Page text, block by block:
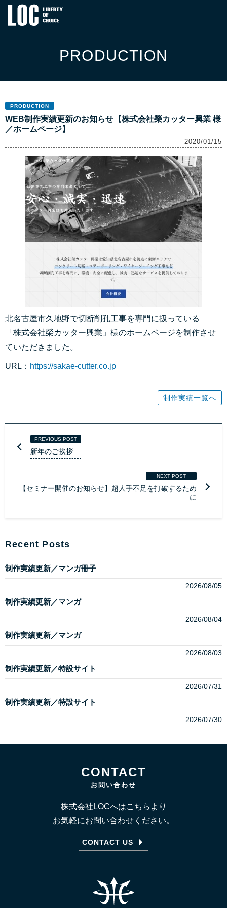
PRODUCTION
PRODUCTION
WEB制作実績更新のお知らせ【株式会社榮カッター興業 様
／ホームページ】
2020/01/15
北名古屋市久地野で切断削孔工事を専門に扱っている
「株式会社榮カッター興業」様のホームページを制作させ
ていただきました。
URL： https://sakae-cutter.co.jp
制作実績一覧へ
PREVIOUS POST
新年のご挨拶
NEXT POST
【セミナー開催のお知らせ】超人手不足を打破するため
に
Recent Posts
制作実績更新／マンガ冊子
2026/08/05
制作実績更新／マンガ
2026/08/04
制作実績更新／マンガ
2026/08/03
制作実績更新／特設サイト
2026/07/31
制作実績更新／特設サイト
2026/07/30
CONTACT
お問い合わせ
株式会社LOCへはこちらより
お気軽にお問い合わせください。
CONTACT US